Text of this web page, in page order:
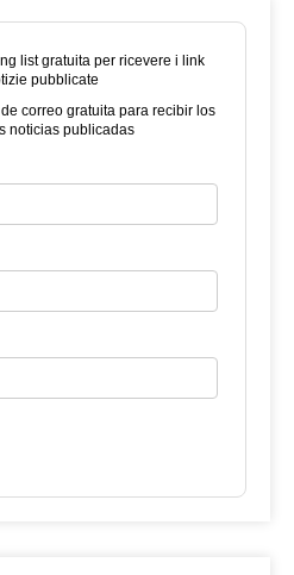
list gratuita per ricevere i link
pubblicate
correo gratuita para recibir los
noticias publicadas